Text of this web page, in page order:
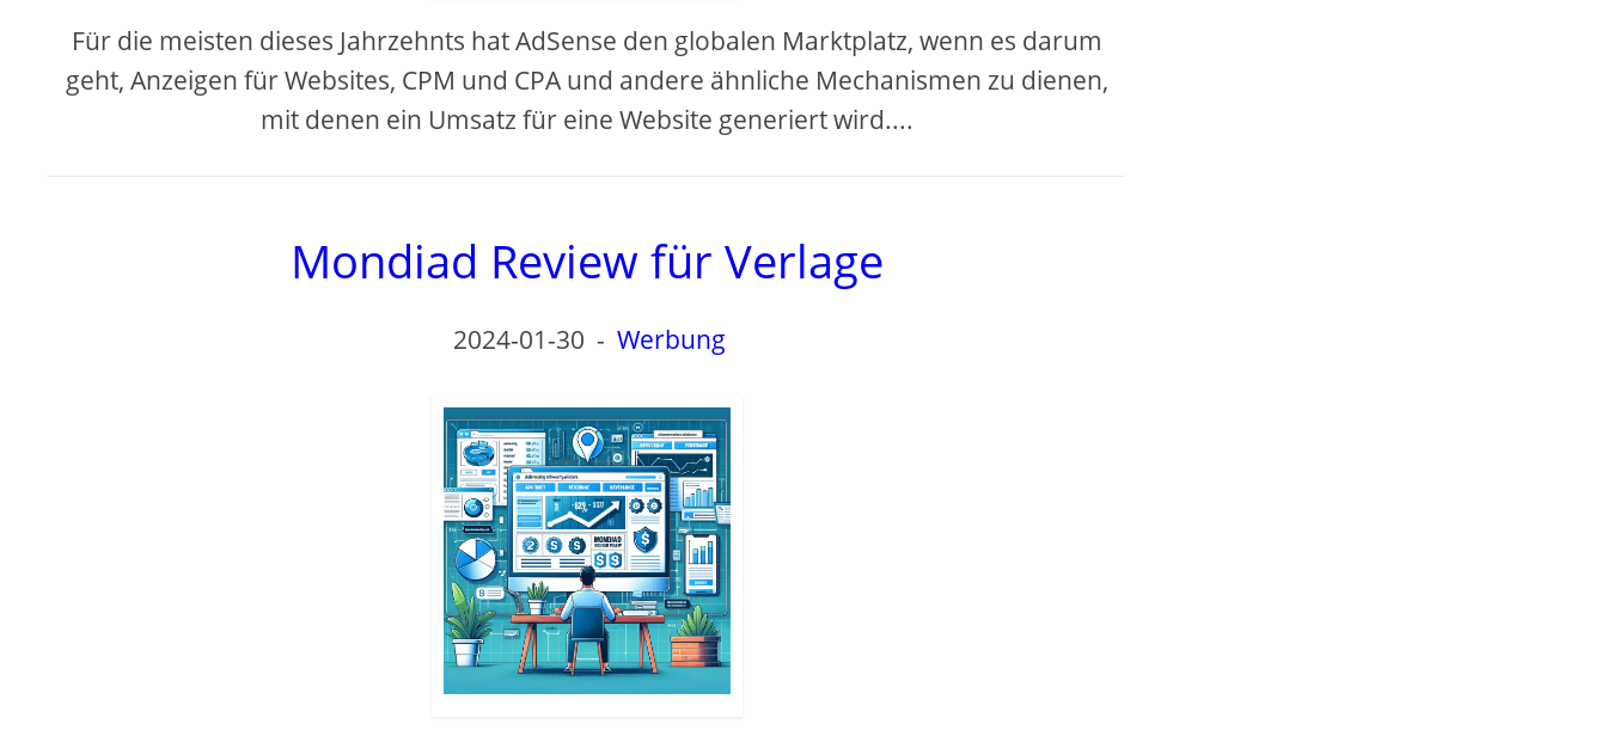
Für die meisten dieses Jahrzehnts hat AdSense den globalen Marktplatz, wenn es darum
geht, Anzeigen für Websites, CPM und CPA und andere ähnliche Mechanismen zu dienen,
mit denen ein Umsatz für eine Website generiert wird....
Mondiad Review für Verlage
2024-01-30 -Werbung